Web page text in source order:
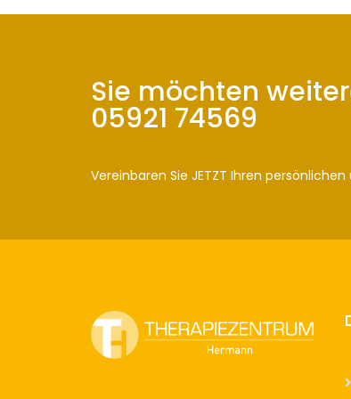
Sie möchten
05921 74569
Vereinbaren Sie JETZT Ihren